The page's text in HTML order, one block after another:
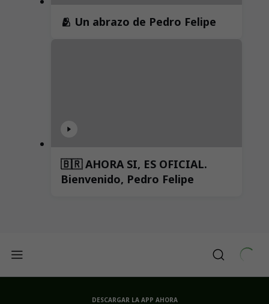
🫂 Un abrazo de Pedro Felipe
🇧🇷 AHORA SI, ES OFICIAL.
Bienvenido, Pedro Felipe
DESCARGAR LA APP AHORA